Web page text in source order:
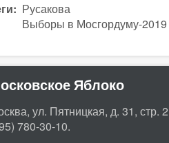
Русакова
Выборы в Мосгордуму-2019
Яблоко
ул. Пятницкая, д. 31, стр. 2
780-30-10.